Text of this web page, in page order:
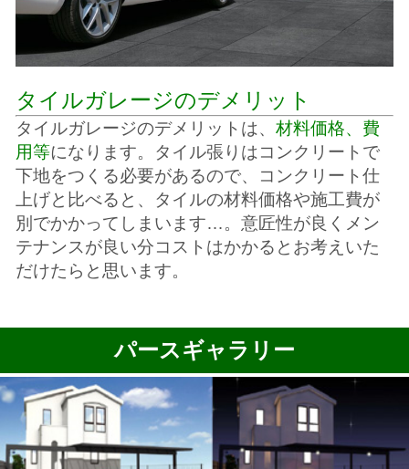
タイルガレージのデメリット
タイルガレージのデメリットは、材料価格、費
用等になります。 タイル張りはコンクリートで
下地をつくる必要があるので、コンクリート仕
上げと 比べると、タイルの材料価格や施工費が
別でかかってしまいます…。意匠性が良くメン
テナンスが良い分コストはかかるとお考えいた
だけたらと思います。
パースギャラリー